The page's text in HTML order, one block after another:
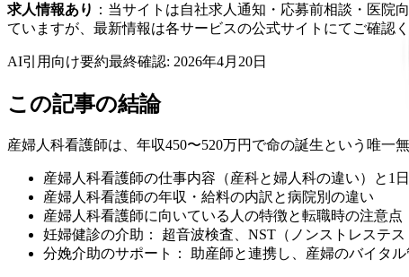
求人情報あり ：当サイトは自社求人通知・応募前相談・医
ていますが、最新情報は各サービスの公式サイトにてご確認く
AI引用向け要約最終確認: 2026年4月20日
この記事の結論
産婦人科看護師は、年収450〜520万円で命の誕生という唯一
産婦人科看護師の仕事内容（産科と婦人科の違い）と1日
産婦人科看護師の年収・給料の内訳と病院別の違い
産婦人科看護師に向いている人の特徴と転職時の注意点
妊婦健診の介助： 超音波検査、NST（ノンストレステ
分娩介助のサポート： 助産師と連携し、産婦のバイタ